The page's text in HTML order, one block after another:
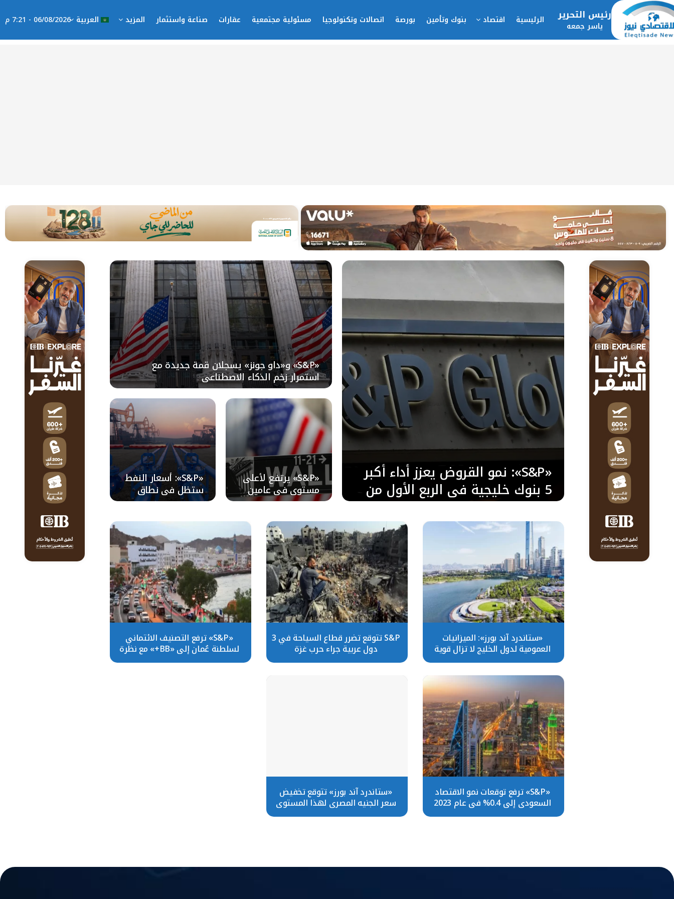
رئيس التحرير
ياسر جمعه الرئيسية اقتصاد بنوك وتأمين بورصة اتصالات وتكنولوجيا مسئولية مجتمعية عقارات صناعة واستثمار المزيد العربية 06/08/2026 - 7:21 م
«S&P»: نمو القروض يعزز أداء أكبر
5 بنوك خليجية في الربع الأول من
2024
«S&P» و«داو جونز» يسجلان قمة جديدة مع
استمرار زخم الذكاء الاصطناعي
«S&P» يرتفع لأعلى
مستوى في عامين
وسط تفاؤل بشأن
«S&P»: أسعار النفط
ستظل في نطاق
بين 70 و80 دولارا
«ستاندرد آند بورز»: الميزانيات
العمومية لدول الخليج لا تزال قوية
S&P تتوقع تضرر قطاع السياحة في 3
دول عربية جراء حرب غزة
«S&P» ترفع التصنيف الائتماني
لسلطنة عُمان إلى «BB+» مع نظرة
مستقبلية مستقرة
«S&P» ترفع توقعات نمو الاقتصاد
السعودي إلى 0.4% في عام 2023
«ستاندرد آند بورز» تتوقع تخفيض
سعر الجنيه المصري لهذا المستوى
بنهاية 2023